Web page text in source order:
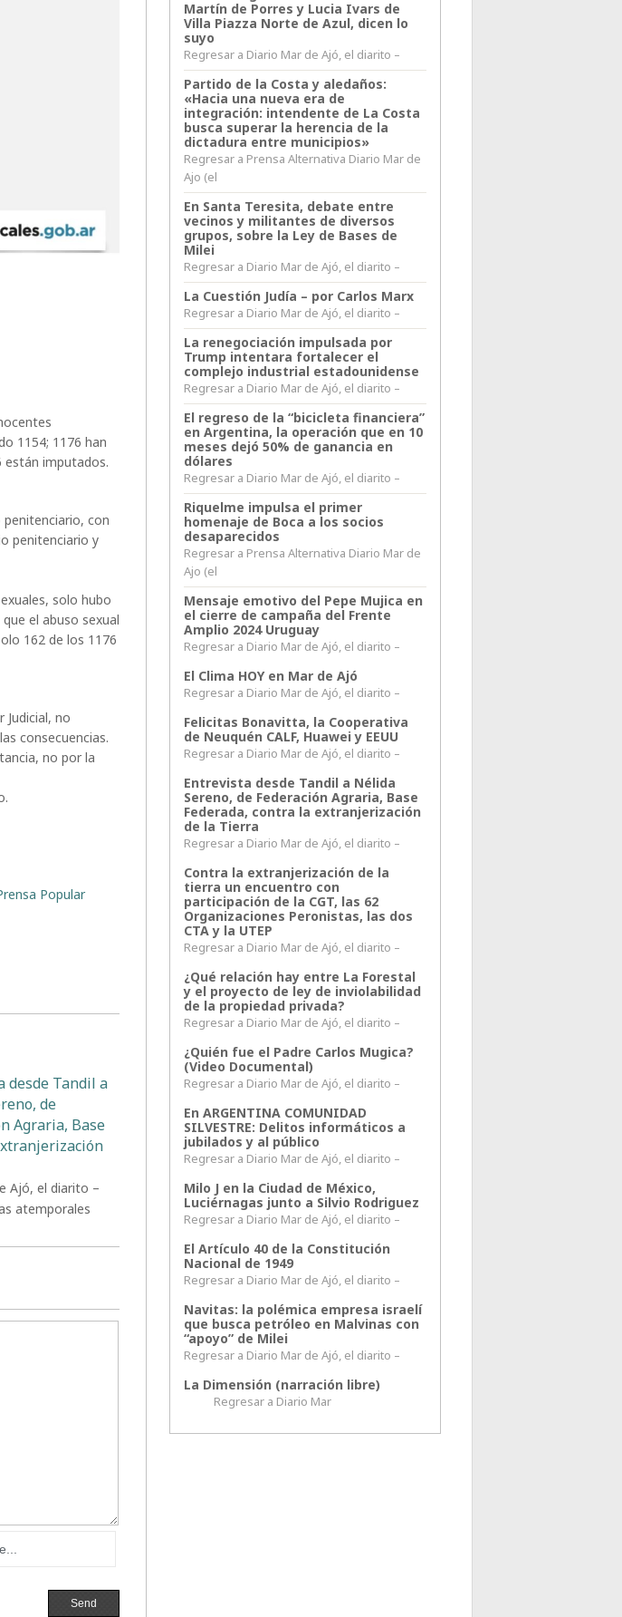
1154; 1176 han
están imputados.
penitenciario, con
penitenciario y
solo hubo
el abuso sexual
162 de los 1176
Judicial, no
consecuencias.
no por la
Popular
desde Tandil a
de
Agraria, Base
Ajó, el diarito –
atemporales
Martín de Porres y Lucia Ivars de
Villa Piazza Norte de Azul, dicen lo
suyo
Regresar a Diario Mar de Ajó, el diarito –
Partido de la Costa y aledaños:
«Hacia una nueva era de
integración: intendente de La Costa
busca superar la herencia de la
dictadura entre municipios»
Regresar a Prensa Alternativa Diario Mar de
Ajo (el
En Santa Teresita, debate entre
vecinos y militantes de diversos
grupos, sobre la Ley de Bases de
Milei
Regresar a Diario Mar de Ajó, el diarito –
La Cuestión Judía – por Carlos Marx
Regresar a Diario Mar de Ajó, el diarito –
La renegociación impulsada por
Trump intentara fortalecer el
complejo industrial estadounidense
Regresar a Diario Mar de Ajó, el diarito –
El regreso de la “bicicleta financiera”
en Argentina, la operación que en 10
meses dejó 50% de ganancia en
dólares
Regresar a Diario Mar de Ajó, el diarito –
Riquelme impulsa el primer
homenaje de Boca a los socios
desaparecidos
Regresar a Prensa Alternativa Diario Mar de
Ajo (el
Mensaje emotivo del Pepe Mujica en
el cierre de campaña del Frente
Amplio 2024 Uruguay
Regresar a Diario Mar de Ajó, el diarito –
El Clima HOY en Mar de Ajó
Regresar a Diario Mar de Ajó, el diarito –
Felicitas Bonavitta, la Cooperativa
de Neuquén CALF, Huawei y EEUU
Regresar a Diario Mar de Ajó, el diarito –
Entrevista desde Tandil a Nélida
Sereno, de Federación Agraria, Base
Federada, contra la extranjerización
de la Tierra
Regresar a Diario Mar de Ajó, el diarito –
Contra la extranjerización de la
tierra un encuentro con
participación de la CGT, las 62
Organizaciones Peronistas, las dos
CTA y la UTEP
Regresar a Diario Mar de Ajó, el diarito –
¿Qué relación hay entre La Forestal
y el proyecto de ley de inviolabilidad
de la propiedad privada?
Regresar a Diario Mar de Ajó, el diarito –
¿Quién fue el Padre Carlos Mugica?
(Video Documental)
Regresar a Diario Mar de Ajó, el diarito –
En ARGENTINA COMUNIDAD
SILVESTRE: Delitos informáticos a
jubilados y al público
Regresar a Diario Mar de Ajó, el diarito –
Milo J en la Ciudad de México,
Luciérnagas junto a Silvio Rodriguez
Regresar a Diario Mar de Ajó, el diarito –
El Artículo 40 de la Constitución
Nacional de 1949
Regresar a Diario Mar de Ajó, el diarito –
Navitas: la polémica empresa israelí
que busca petróleo en Malvinas con
“apoyo” de Milei
Regresar a Diario Mar de Ajó, el diarito –
La Dimensión (narración libre)
Regresar a Diario Mar